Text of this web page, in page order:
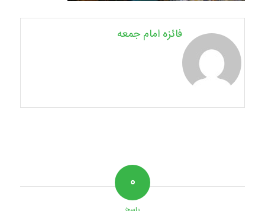
فائزه امام جمعه
۰